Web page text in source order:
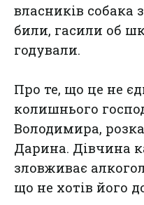
власників собака
били, гасили об
годували.
Про те, що це не
колишнього
Володимира,
Дарина. Дівчина
зловживає
що не хотів його